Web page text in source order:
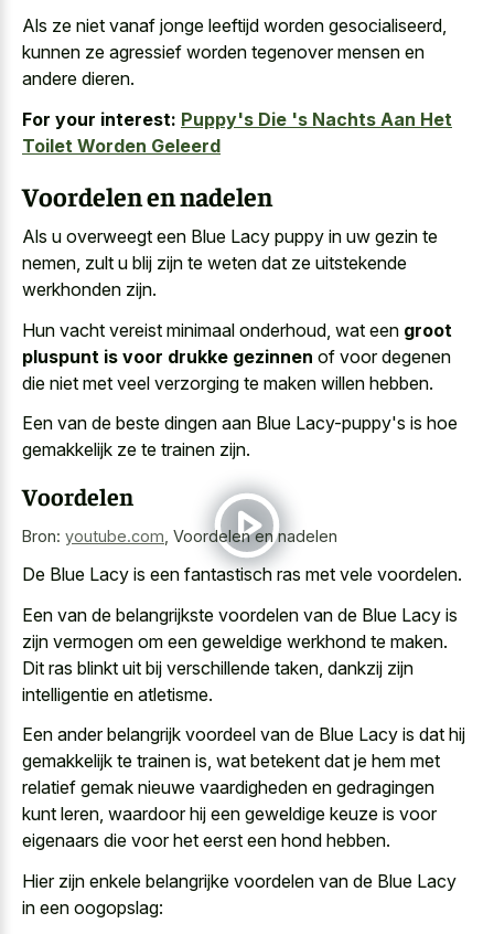
Als ze niet vanaf jonge leeftijd worden gesocialiseerd,
kunnen ze agressief worden tegenover mensen en
andere dieren.
For your interest: Puppy's Die 's Nachts Aan Het
Toilet Worden Geleerd
Voordelen en nadelen
Als u overweegt een Blue Lacy puppy in uw gezin te
nemen, zult u blij zijn te weten dat ze uitstekende
werkhonden zijn.
Hun vacht vereist minimaal onderhoud, wat een groot
pluspunt is voor drukke gezinnen of voor degenen
die niet met veel verzorging te maken willen hebben.
Een van de beste dingen aan Blue Lacy-puppy's is hoe
gemakkelijk ze te trainen zijn.
Voordelen
Bron: youtube.com Voordelen en nadelen
De Blue Lacy is een fantastisch ras met vele voordelen.
Een van de belangrijkste voordelen van de Blue Lacy is
zijn vermogen om een geweldige werkhond te maken.
Dit ras blinkt uit bij verschillende taken, dankzij zijn
intelligentie en atletisme.
Een ander belangrijk voordeel van de Blue Lacy is dat hij
gemakkelijk te trainen is, wat betekent dat je hem met
relatief gemak nieuwe vaardigheden en gedragingen
kunt leren, waardoor hij een geweldige keuze is voor
eigenaars die voor het eerst een hond hebben.
Hier zijn enkele belangrijke voordelen van de Blue Lacy
in een oogopslag: